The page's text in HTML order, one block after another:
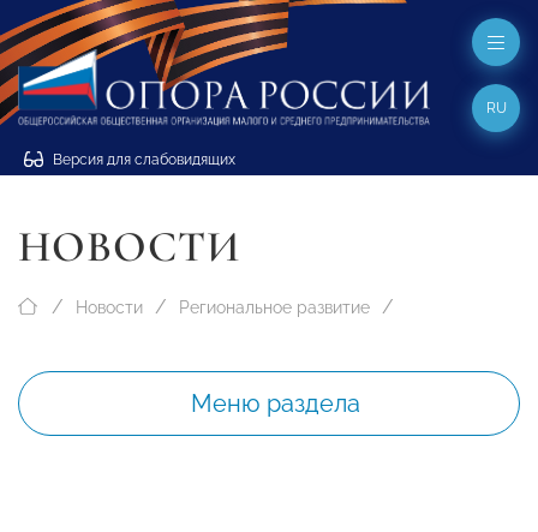
Версия для слабовидящих
RU
НОВОСТИ
Новости Региональное развитие
Меню раздела